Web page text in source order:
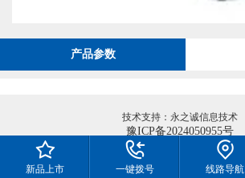
产品参数
技术支持：永之诚信息技术
豫ICP备2024050955号
新品上市 一键拨号 线路导航